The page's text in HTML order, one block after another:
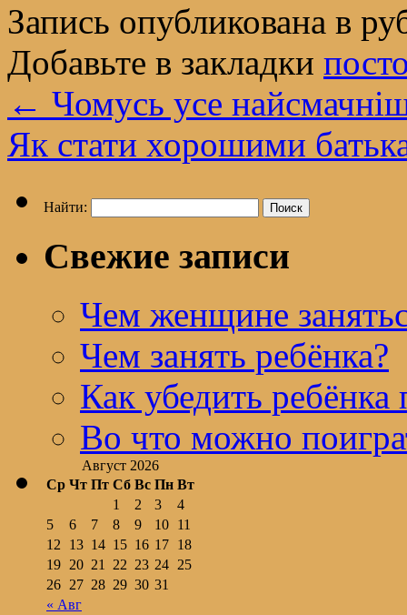
Запись опубликована в
Добавьте в закладки
← Чомусь усе
Як стати хорошими
Найти:
Свежие записи
Чем женщине
Чем занять ребёнка?
Как убедить ребёнка
Во что можно
Август 2026
Ср Чт Пт Сб Вс Пн Вт
« Авг
1 2 3
4
5
6 7 8 9 10 11
12
13 14 15 16 17 18
19 20 21 22 23 24 25
26 27 28 29 30 31